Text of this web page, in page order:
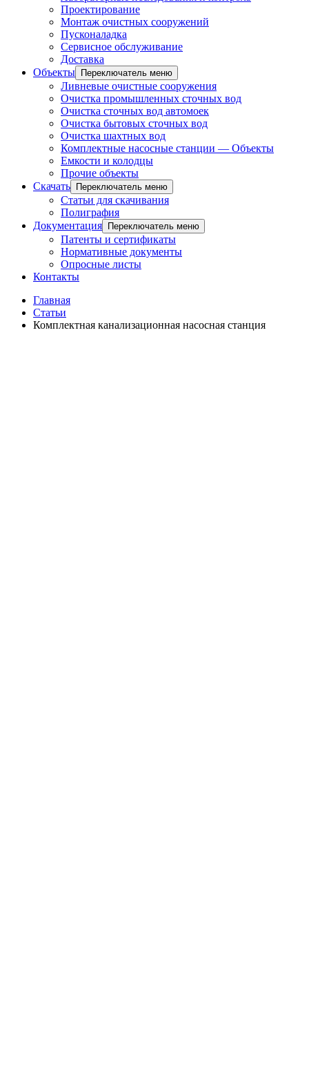
Проектирование
Монтаж очистных сооружений
Пусконаладка
Сервисное обслуживание
Доставка
Объекты
Переключатель меню
Ливневые очистные сооружения
Очистка промышленных сточных вод
Очистка сточных вод автомоек
Очистка бытовых сточных вод
Очистка шахтных вод
Комплектные насосные станции — Объекты
Емкости и колодцы
Прочие объекты
Скачать
Переключатель меню
Статьи для скачивания
Полиграфия
Документация
Переключатель меню
Патенты и сертификаты
Нормативные документы
Опросные листы
Контакты
Главная
Статьи
Комплектная канализационная насосная станция